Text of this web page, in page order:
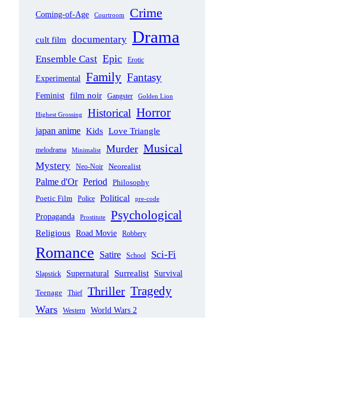
Coming-of-Age Courtroom Crime
cult film documentary Drama
Ensemble Cast Epic Erotic
Experimental Family Fantasy
Feminist film noir Gangster Golden Lion
Highest Grossing Historical Horror
japan anime Kids Love Triangle
melodrama Minimalist Murder Musical
Mystery Neo-Noir Neorealist
Palme d'Or Period
Philosophy
Poetic Film
Police Political pre-code
Propaganda Prostitute Psychological
Religious Road Movie Robbery
Romance Satire School Sci-Fi
Slapstick Supernatural Surrealist Survival
Teenage Thief Thriller Tragedy
Wars Western World Wars 2